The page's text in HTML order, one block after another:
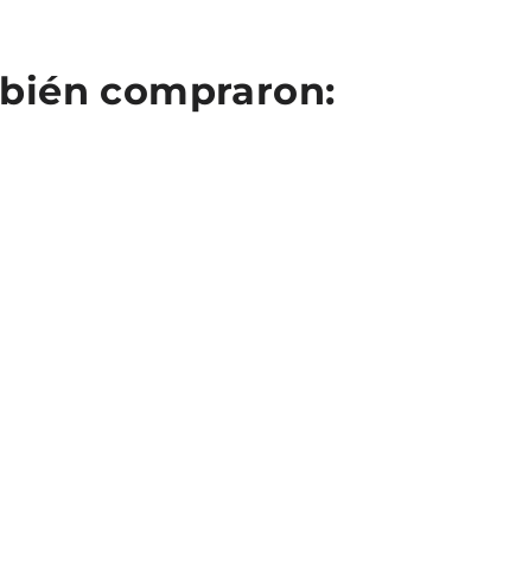
compraron: